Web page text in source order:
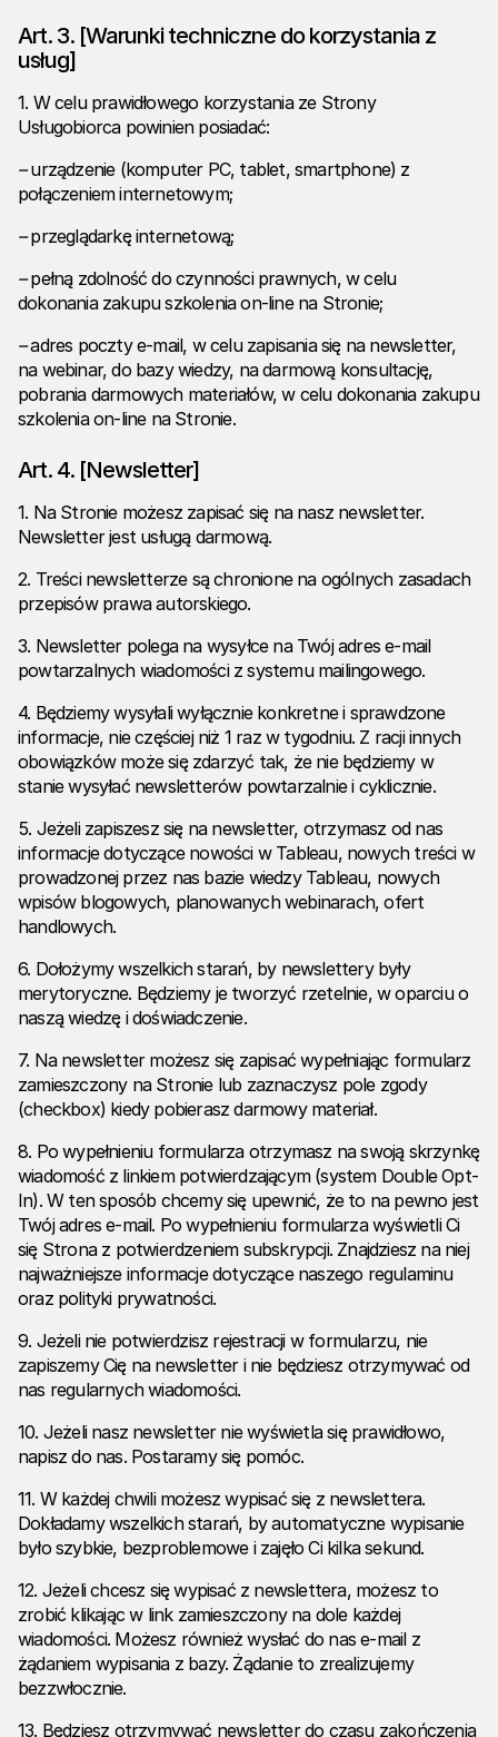
Art. 3. [Warunki techniczne do korzystania z
usług]
1. W celu prawidłowego korzystania ze Strony
Usługobiorca powinien posiadać:
–urządzenie (komputer PC, tablet, smartphone) z
połączeniem internetowym;
–przeglądarkę internetową;
–pełną zdolność do czynności prawnych, w celu
dokonania zakupu szkolenia on-line na Stronie;
–adres poczty e-mail, w celu zapisania się na newsletter,
na webinar, do bazy wiedzy, na darmową konsultację,
pobrania darmowych materiałów, w celu dokonania zakupu
szkolenia on-line na Stronie.
Art. 4. [Newsletter]
1. Na Stronie możesz zapisać się na nasz newsletter.
Newsletter jest usługą darmową.
2. Treści newsletterze są chronione na ogólnych zasadach
przepisów prawa autorskiego.
3. Newsletter polega na wysyłce na Twój adres e-mail
powtarzalnych wiadomości z systemu mailingowego.
4. Będziemy wysyłali wyłącznie konkretne i sprawdzone
informacje, nie częściej niż 1 raz w tygodniu. Z racji innych
obowiązków może się zdarzyć tak, że nie będziemy w
stanie wysyłać newsletterów powtarzalnie i cyklicznie.
5. Jeżeli zapiszesz się na newsletter, otrzymasz od nas
informacje dotyczące nowości w Tableau, nowych treści w
prowadzonej przez nas bazie wiedzy Tableau, nowych
wpisów blogowych, planowanych webinarach, ofert
handlowych.
6. Dołożymy wszelkich starań, by newslettery były
merytoryczne. Będziemy je tworzyć rzetelnie, w oparciu o
naszą wiedzę i doświadczenie.
7. Na newsletter możesz się zapisać wypełniając formularz
zamieszczony na Stronie lub zaznaczysz pole zgody
(checkbox) kiedy pobierasz darmowy materiał.
8. Po wypełnieniu formularza otrzymasz na swoją skrzynkę
wiadomość z linkiem potwierdzającym (system Double Opt-
In). W ten sposób chcemy się upewnić, że to na pewno jest
Twój adres e-mail. Po wypełnieniu formularza wyświetli Ci
się Strona z potwierdzeniem subskrypcji. Znajdziesz na niej
najważniejsze informacje dotyczące naszego regulaminu
oraz polityki prywatności.
9. Jeżeli nie potwierdzisz rejestracji w formularzu, nie
zapiszemy Cię na newsletter i nie będziesz otrzymywać od
nas regularnych wiadomości.
10. Jeżeli nasz newsletter nie wyświetla się prawidłowo,
napisz do nas. Postaramy się pomóc.
11. W każdej chwili możesz wypisać się z newslettera.
Dokładamy wszelkich starań, by automatyczne wypisanie
było szybkie, bezproblemowe i zajęło Ci kilka sekund.
12. Jeżeli chcesz się wypisać z newslettera, możesz to
zrobić klikając w link zamieszczony na dole każdej
wiadomości. Możesz również wysłać do nas e-mail z
żądaniem wypisania z bazy. Żądanie to zrealizujemy
bezzwłocznie.
13. Będziesz otrzymywać newsletter do czasu zakończenia